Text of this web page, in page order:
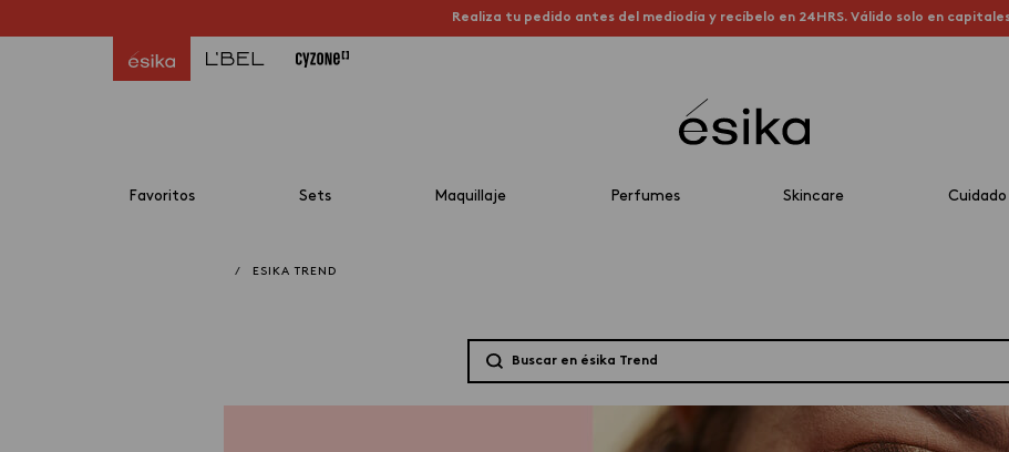
Realiza tu pedido antes del mediodía y recíbelo en 24HRS. Válido solo en
Favoritos Sets Maquillaje Perfumes Skincare Cuidado
/ ESIKA TREND